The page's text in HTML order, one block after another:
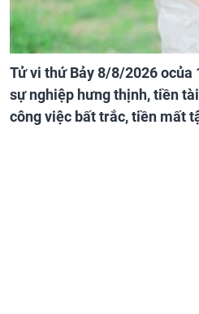
Tử vi thứ Bảy 8/8/2026 ocủa
sự nghiệp hưng thịnh, tiền
công việc bất trắc, tiền mất